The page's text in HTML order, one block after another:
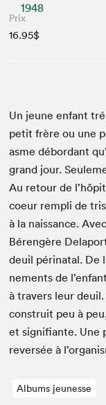
1948
Prix
16.95$
Un jeune enfant
petit frère ou une
asme débor­dant
grand jour.
Au retour de
coeur rem­pli de
à la nais­sance.
Bérengère
deuil péri­na­tal. De
nements de
à tra­vers leur
con­stru­it peu à
et sig­nifi­ante. Une
rever­sée à
Albums jeunesse